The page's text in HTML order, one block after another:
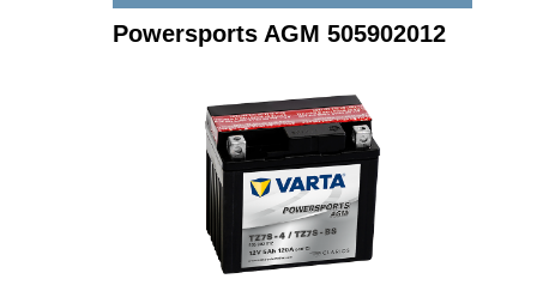
Powersports AGM 505902012